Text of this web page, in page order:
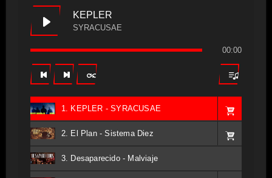
KEPLER
SYRACUSAE
00:00
1. KEPLER - SYRACUSAE
2. El Plan - Sistema Diez
3. Desaparecido - Malviaje